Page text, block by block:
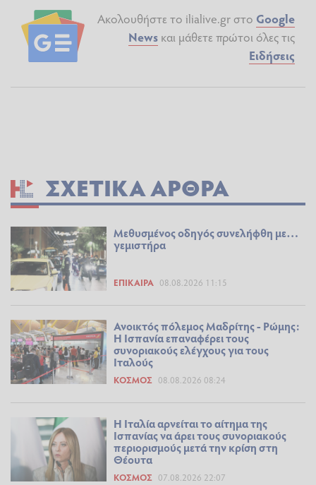
Ακολουθήστε το ilialive.gr στο Google
News και μάθετε πρώτοι όλες τις
Ειδήσεις
ΣΧΕΤΙΚΆ ΆΡΘΡΑ
Μεθυσμένος οδηγός συνελήφθη με…
γεμιστήρα
ΕΠΊΚΑΙΡΑ 08.08.2026 11:15
Ανοικτός πόλεμος Μαδρίτης - Ρώμης:
Η Ισπανία επαναφέρει τους
συνοριακούς ελέγχους για τους
Ιταλούς
ΚΌΣΜΟΣ 08.08.2026 08:24
Η Ιταλία αρνείται το αίτημα της
Ισπανίας να άρει τους συνοριακούς
περιορισμούς μετά την κρίση στη
Θέουτα
ΚΌΣΜΟΣ 07.08.2026 22:07